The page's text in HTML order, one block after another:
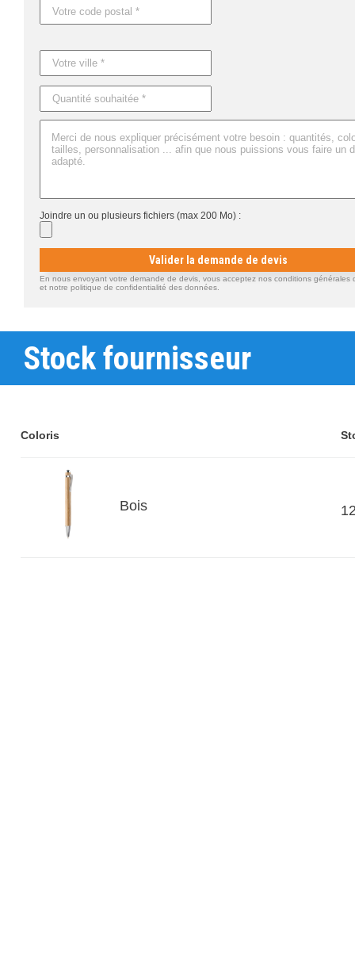
Joindre un ou plusieurs fichiers (max 200 Mo) :
Valider la demande de devis
En nous envoyant votre demande de devis, vous acceptez nos conditions générales
et notre politique de confidentialité des données.
Stock fournisseur
Coloris
Bois